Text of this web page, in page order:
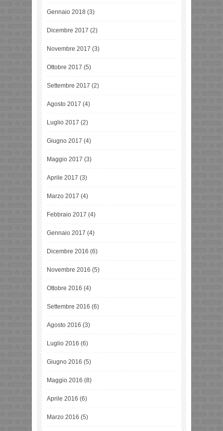
Gennaio 2018 (3)
Dicembre 2017 (2)
Novembre 2017 (3)
Ottobre 2017 (5)
Settembre 2017 (2)
Agosto 2017 (4)
Luglio 2017 (2)
Giugno 2017 (4)
Maggio 2017 (3)
Aprile 2017 (3)
Marzo 2017 (4)
Febbraio 2017 (4)
Gennaio 2017 (4)
Dicembre 2016 (6)
Novembre 2016 (5)
Ottobre 2016 (4)
Settembre 2016 (6)
Agosto 2016 (3)
Luglio 2016 (6)
Giugno 2016 (5)
Maggio 2016 (8)
Aprile 2016 (6)
Marzo 2016 (5)